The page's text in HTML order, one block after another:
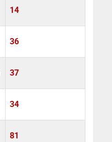
14
36
37
34
81